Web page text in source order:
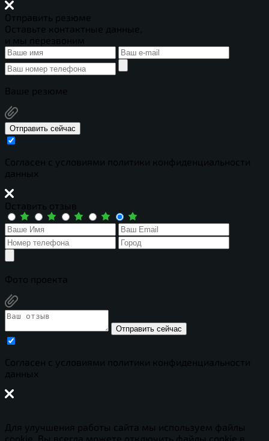
Отправить резюме
Оставьте контактные данные,
и мы перезвоним
Ваше резюме
Отправить сейчас
Cогласен с условиями политики конфиденциальности
данных
Оставить отзыв
Фото проекта
Отправить сейчас
Cогласен с условиями политики конфиденциальности
данных
Для улучшения работы сайта мы используем файлы
cookie. Вы всегда можете отключить файлы cookie в